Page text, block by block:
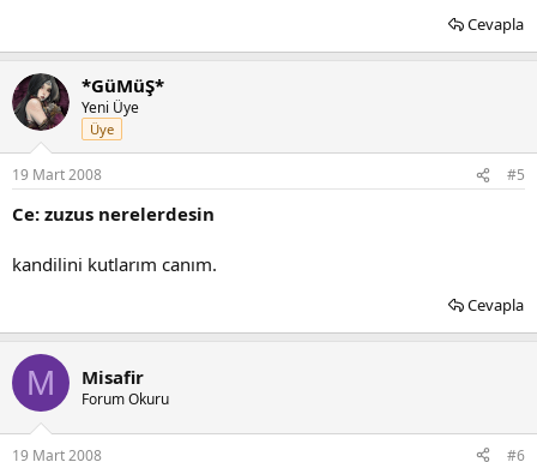
Cevapla
*GüMüŞ*
Yeni Üye
Üye
19 Mart 2008 #5
Ce: zuzus nerelerdesin
kandilini kutlarım canım.
Cevapla
M Misafir
Forum Okuru
19 Mart 2008 #6